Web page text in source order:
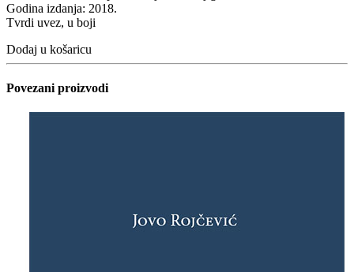
Godina izdanja: 2018.
Tvrdi uvez, u boji
Dodaj u košaricu
Povezani proizvodi